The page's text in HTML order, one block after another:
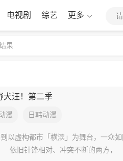
电视剧 综艺 更多
果
犬汪！第二季
漫 日韩动漫
以虚构都市「横滨」为舞台，一众
旧针锋相对、冲突不断的两方，